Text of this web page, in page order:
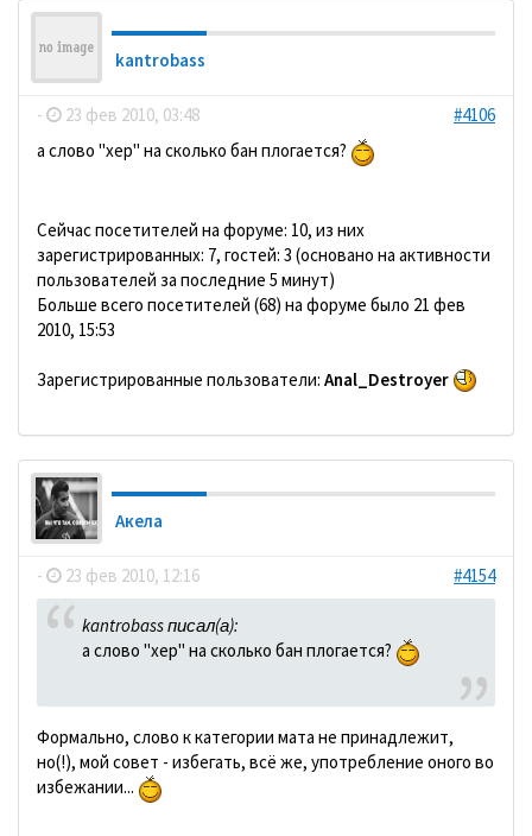
kantrobass
- 23 фев 2010, 03:48
#4106
а слово "хер" на сколько бан плогается?
Сейчас посетителей на форуме: 10, из них
зарегистрированных: 7, гостей: 3 (основано на активности
пользователей за последние 5 минут)
Больше всего посетителей (68) на форуме было 21 фев
2010, 15:53
Зарегистрированные пользователи: Anal_Destroyer
Акела
- 23 фев 2010, 12:16 #4154
kantrobass писал(а):
а слово "хер" на сколько бан плогается?
Формально, слово к категории мата не принадлежит,
но(!), мой совет - избегать, всё же, употребление оного во
избежании...